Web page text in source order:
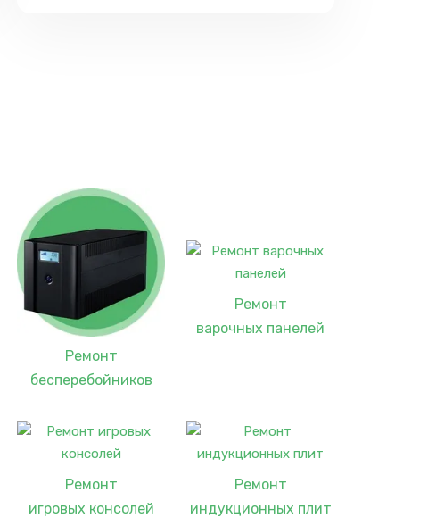
Ремонт
бесперебойников
Ремонт
варочных панелей
Ремонт
игровых консолей
Ремонт
индукционных плит